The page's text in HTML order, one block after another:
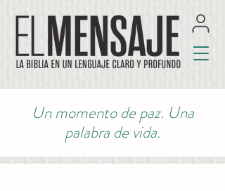
Un momento de paz. Una
palabra de vida.